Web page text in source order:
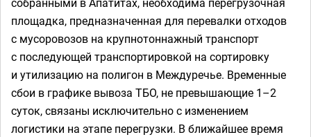
площадка, предназначенная для перевалки отходов
с мусоровозов на крупнотоннажный транспорт
с последующей транспортировкой на сортировку
и утилизацию на полигон в Междуречье. Временные
сбои в графике вывоза ТБО, не превышающие 1–2
суток, связаны исключительно с изменением
логистики на этапе перегрузки. В ближайшее время